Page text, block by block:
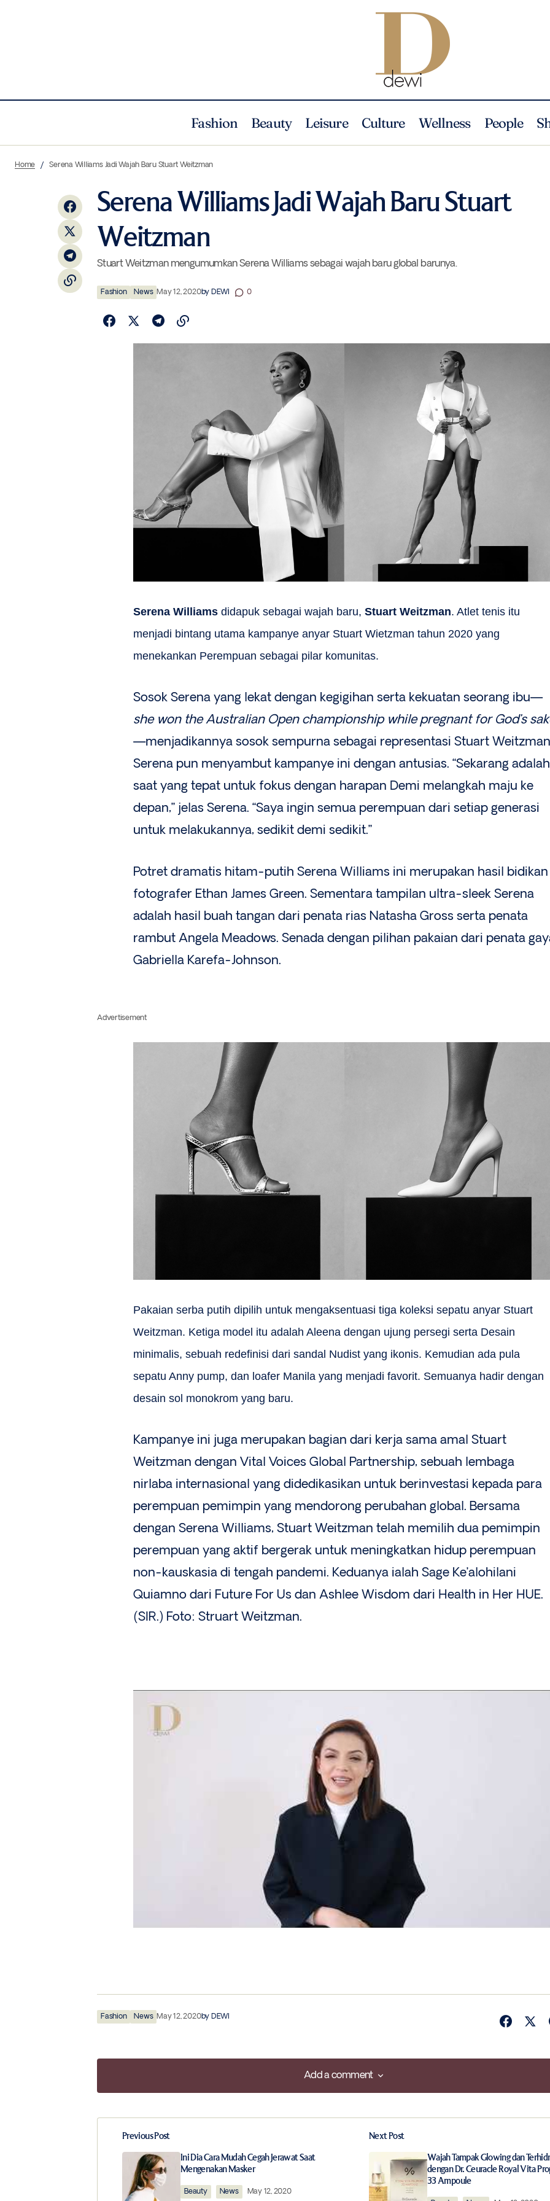
Fashion Beauty Leisure Culture Wellness People
Ini Dia Cara Mudah Cegah Jerawat Saat
Mengenakan Masker
Home Serena Williams Jadi Wajah Baru Stuart Weitzman
Serena Williams Jadi Wajah Baru Stuart
Weitzman
Stuart Weitzman mengumumkan Serena Williams sebagai wajah baru global barunya.
Fashion News May 12, 2020by DEWI 0
Serena Williams didapuk sebagai wajah baru, Stuart Weitzman. Atlet tenis itu
menjadi bintang utama kampanye anyar Stuart Wietzman tahun 2020 yang
menekankan Perempuan sebagai pilar komunitas.
Sosok Serena yang lekat dengan kegigihan serta kekuatan seorang ibu—
she won the Australian Open championship while pregnant for God’s
—menjadikannya sosok sempurna sebagai representasi Stuart
Serena pun menyambut kampanye ini dengan antusias. “Sekarang adalah
saat yang tepat untuk fokus dengan harapan Demi melangkah maju ke
depan,” jelas Serena. “Saya ingin semua perempuan dari setiap generasi
untuk melakukannya, sedikit demi sedikit.”
Potret dramatis hitam-putih Serena Williams ini merupakan hasil bidikan
fotografer Ethan James Green. Sementara tampilan ultra-sleek Serena
adalah hasil buah tangan dari penata rias Natasha Gross serta penata
rambut Angela Meadows. Senada dengan pilihan pakaian dari penata
Gabriella Karefa-Johnson.
Advertisement
Pakaian serba putih dipilih untuk mengaksentuasi tiga koleksi sepatu anyar Stuart
Weitzman. Ketiga model itu adalah Aleena dengan ujung persegi serta Desain
minimalis, sebuah redefinisi dari sandal Nudist yang ikonis. Kemudian ada pula
sepatu Anny pump, dan loafer Manila yang menjadi favorit. Semuanya hadir dengan
desain sol monokrom yang baru.
Kampanye ini juga merupakan bagian dari kerja sama amal Stuart
Weitzman dengan Vital Voices Global Partnership, sebuah lembaga
nirlaba internasional yang didedikasikan untuk berinvestasi kepada para
perempuan pemimpin yang mendorong perubahan global. Bersama
dengan Serena Williams, Stuart Weitzman telah memilih dua pemimpin
perempuan yang aktif bergerak untuk meningkatkan hidup perempuan
non-kauskasia di tengah pandemi. Keduanya ialah Sage Ke’alohilani
Quiamno dari Future For Us dan Ashlee Wisdom dari Health in Her HUE.
(SIR.) Foto: Struart Weitzman.
Fashion News May 12, 2020by DEWI
Add a comment
Add a comment
Your email address will not be published. Required fields are marked
Comment*
Previous Post
Ini Dia Cara Mudah Cegah Jerawat Saat
Mengenakan Masker
Beauty News May 12, 2020
Next Post
Wajah Tampak Glowing dan
dengan Dr. Ceuracle Royal Vita
33 Ampoule